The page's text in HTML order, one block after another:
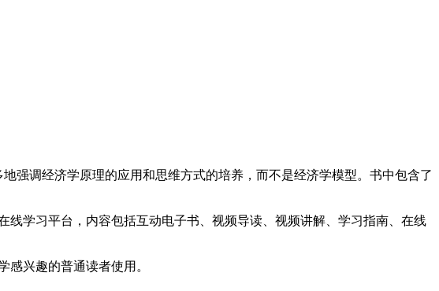
强调经济学原理的应用和思维方式的培养，而不是经济学模型。书中包含了
线学习平台，内容包括互动电子书、视频导读、视频讲解、学习指南、在线
感兴趣的普通读者使用。